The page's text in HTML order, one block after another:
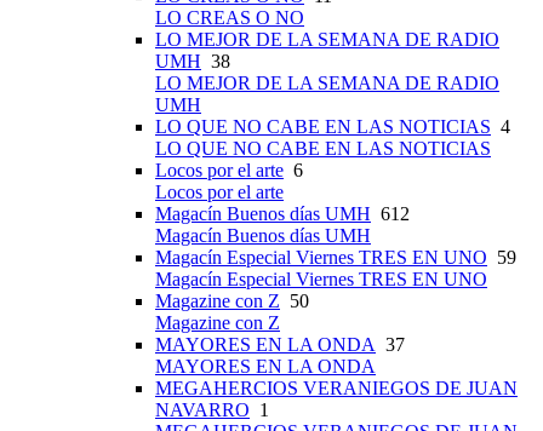
LO CREAS O NO
LO MEJOR DE LA SEMANA DE RADIO
UMH 38
LO MEJOR DE LA SEMANA DE RADIO
UMH
LO QUE NO CABE EN LAS NOTICIAS 4
LO QUE NO CABE EN LAS NOTICIAS
Locos por el arte 6
Locos por el arte
Magacín Buenos días UMH 612
Magacín Buenos días UMH
Magacín Especial Viernes TRES EN UNO 59
Magacín Especial Viernes TRES EN UNO
Magazine con Z 50
Magazine con Z
MAYORES EN LA ONDA 37
MAYORES EN LA ONDA
MEGAHERCIOS VERANIEGOS DE JUAN
NAVARRO 1